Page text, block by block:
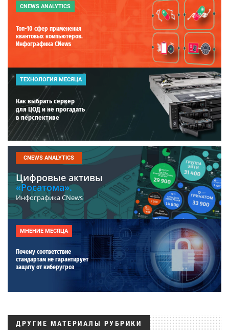
CNEWS ANALYTICS
Топ-10 сфер применения
квантовых компьютеров.
Инфографика CNews
ТЕХНОЛОГИЯ МЕСЯЦА
Как выбрать сервер
для ЦОД и не прогадать
в перспективе
CNEWS ANALYTICS
Цифровые активы
«Росатома».
Инфографика CNews
МНЕНИЕ МЕСЯЦА
Почему соответствие
стандартам не гарантирует
защиту от киберугроз
ДРУГИЕ МАТЕРИАЛЫ РУБРИКИ